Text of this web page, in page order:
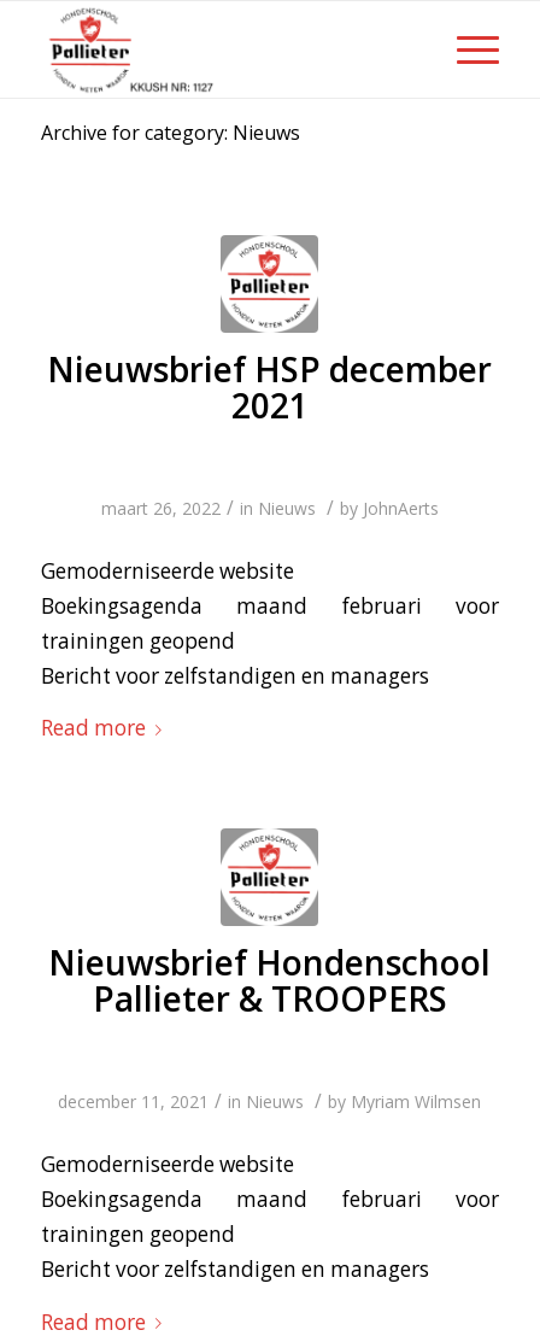
Archive for category: Nieuws
Nieuwsbrief HSP december
2021
maart 26, 2022 / in Nieuws / by JohnAerts
Gemoderniseerde website
Boekingsagenda maand februari voor
trainingen geopend
Bericht voor zelfstandigen en managers
Read more
Nieuwsbrief Hondenschool
Pallieter & TROOPERS
december 11, 2021 / in Nieuws / by Myriam Wilmsen
Gemoderniseerde website
Boekingsagenda maand februari voor
trainingen geopend
Bericht voor zelfstandigen en managers
Read more